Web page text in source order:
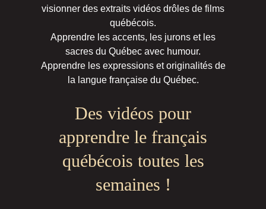
visionner des extraits vidéos drôles de films
québécois.
Apprendre les accents, les jurons et les
sacres du Québec avec humour.
Apprendre les expressions et originalités de
la langue française du Québec.
Des vidéos pour
apprendre le français
québécois toutes les
semaines !